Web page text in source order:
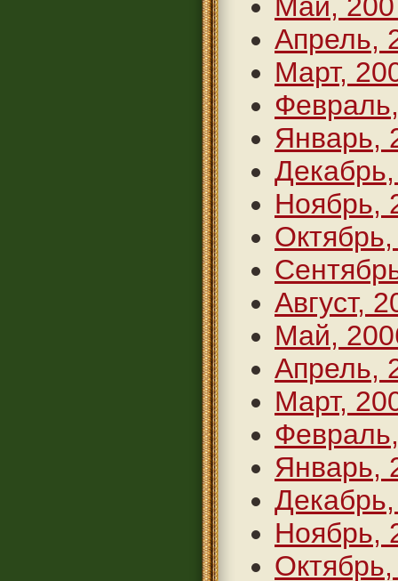
Апрель,
Март,
Январь,
Ноябрь,
Август,
Май,
Апрель,
Март,
Январь,
Ноябрь,